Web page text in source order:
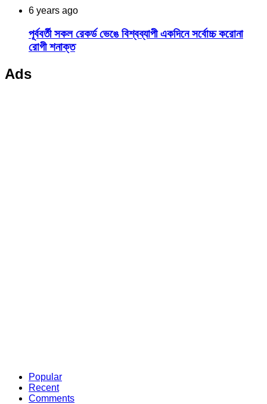
6 years ago
পূর্ববর্তী সকল রেকর্ড ভেঙে বিশ্বব্যাপী একদিনে সর্বোচ্চ করোনা
রোগী শনাক্ত
Ads
Popular
Recent
Comments